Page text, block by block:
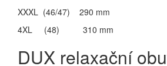
XXXL (46/47) 290 mm
4XL (48) 310 mm
DUX relaxační